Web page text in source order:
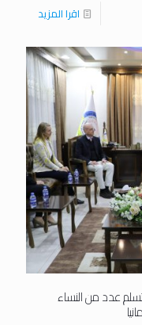
اقرا المزيد
تسلم عدد من النساء